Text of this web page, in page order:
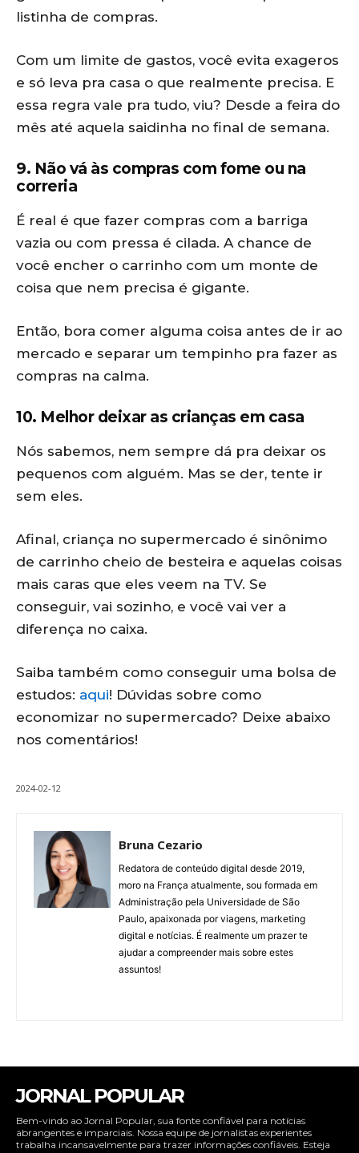
listinha de compras.
Com um limite de gastos, você evita exageros
e só leva pra casa o que realmente precisa. E
essa regra vale pra tudo, viu? Desde a feira do
mês até aquela saidinha no final de semana.
9. Não vá às compras com fome ou na
correria
É real é que fazer compras com a barriga
vazia ou com pressa é cilada. A chance de
você encher o carrinho com um monte de
coisa que nem precisa é gigante.
Então, bora comer alguma coisa antes de ir ao
mercado e separar um tempinho pra fazer as
compras na calma.
10. Melhor deixar as crianças em casa
Nós sabemos, nem sempre dá pra deixar os
pequenos com alguém. Mas se der, tente ir
sem eles.
Afinal, criança no supermercado é sinônimo
de carrinho cheio de besteira e aquelas coisas
mais caras que eles veem na TV. Se
conseguir, vai sozinho, e você vai ver a
diferença no caixa.
Saiba também como conseguir uma bolsa de
estudos: aqui! Dúvidas sobre como
economizar no supermercado? Deixe abaixo
nos comentários!
2024-02-12
Bruna Cezario
Redatora de conteúdo digital desde 2019,
moro na França atualmente, sou formada em
Administração pela Universidade de São
Paulo, apaixonada por viagens, marketing
digital e notícias. É realmente um prazer te
ajudar a compreender mais sobre estes
assuntos!
JORNAL POPULAR
Bem-vindo ao Jornal Popular, sua fonte confiável para notícias
abrangentes e imparciais. Nossa equipe de jornalistas experientes
trabalha incansavelmente para trazer informações confiáveis. Esteja